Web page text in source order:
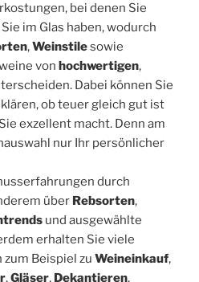
bei denen Sie
im Glas haben, wodurch
,Weinstilesowie
von hochwertigen,
Dabei können Sie
ob teuer gleich gut ist
exzellent macht. Denn am
nur Ihr persönlicher
durch
über Rebsorten,
und ausgewählte
erhalten Sie viele
Beispiel zu Weineinkauf,
,Gläser, Dekantieren,